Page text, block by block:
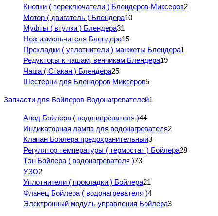
Кнопки ( переключатели ) Блендеров-Миксеров2
Мотор ( двигатель ) Блендера10
Муфты ( втулки ) Блендера31
Нож измельчителя Блендера15
Прокладки ( уплотнители ) манжеты Блендера1
Редукторы к чашам, венчикам Блендера19
Чаша ( Стакан ) Блендера25
Шестерни для Блендоров Миксеров5
Запчасти для Бойлеров-Водонагревателей1
Анод Бойлера ( водонагревателя )44
Индикаторная лампа для водонагревателя2
Клапан Бойлера предохранительный3
Регулятор температуры ( термостат ) Бойлера28
Тэн Бойлера ( водонагревателя )73
УЗО2
Уплотнители ( прокладки ) Бойлера21
Фланец Бойлера ( водонагревателя )4
Электронный модуль управления Бойлера3